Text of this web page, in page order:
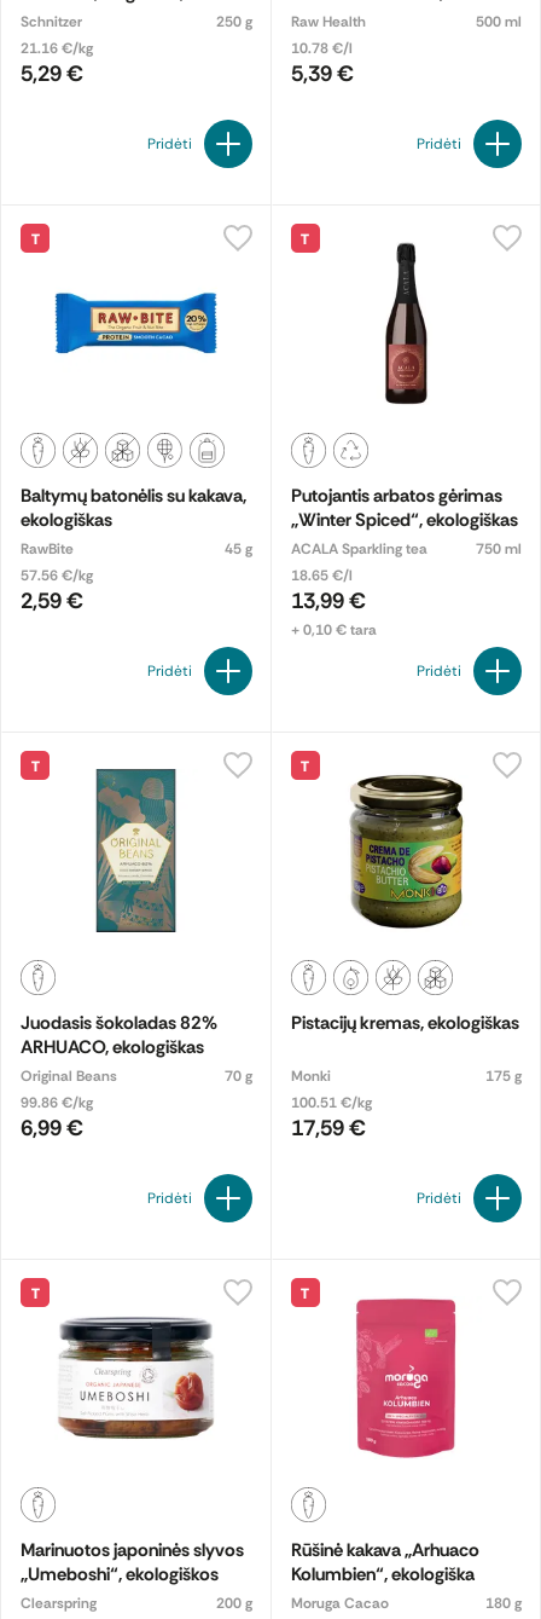
ekologiškos
Schnitzer
250 g
21.16 €/kg
5,29 €
Pridėti
ekologiškas
Raw Health
500 ml
10.78 €/l
5,39 €
Pridėti
T
Baltymų batonėlis su kakava,
ekologiškas
RawBite
45 g
57.56 €/kg
2,59 €
Pridėti
T
Putojantis arbatos gėrimas
„Winter Spiced“, ekologiškas
ACALA Sparkling tea
750 ml
18.65 €/l
13,99 €
+ 0,10 € tara
Pridėti
T
Juodasis šokoladas 82%
ARHUACO, ekologiškas
Original Beans
70 g
99.86 €/kg
6,99 €
Pridėti
T
Pistacijų kremas, ekologiškas
Monki
175 g
100.51 €/kg
17,59 €
Pridėti
T
Marinuotos japoninės slyvos
„Umeboshi“, ekologiškos
Clearspring
200 g
T
Rūšinė kakava „Arhuaco
Kolumbien“, ekologiška
Moruga Cacao
180 g